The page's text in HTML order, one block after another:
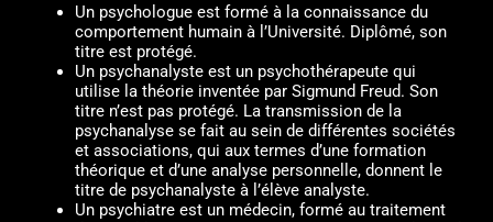
Un psychologue est formé à la connaissance du
comportement humain à l’Université. Diplômé, son
titre est protégé.
Un psychanalyste est un psychothérapeute qui
utilise la théorie inventée par Sigmund Freud. Son
titre n’est pas protégé. La transmission de la
psychanalyse se fait au sein de différentes sociétés
et associations, qui aux termes d’une formation
théorique et d’une analyse personnelle, donnent le
titre de psychanalyste à l’élève analyste.
Un psychiatre est un médecin, formé au traitement